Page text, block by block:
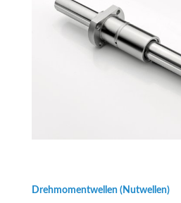
Drehmomentwellen (Nutwellen)